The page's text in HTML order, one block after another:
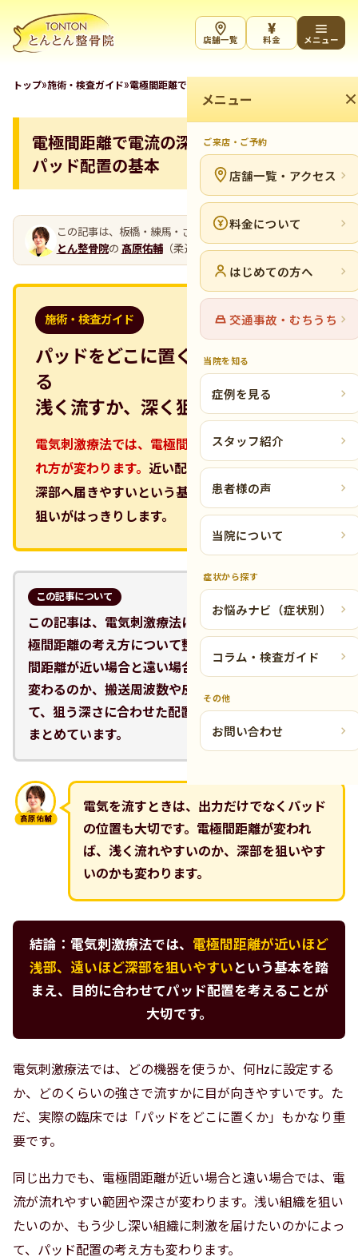
店舗一覧
¥
料金 メニュー
メニュー
ご来店・ご予約
店舗一覧・アクセス
料金について
はじめての方へ
交通事故・むちうち
当院を知る
症例を見る
スタッフ紹介
患者様の声
当院について
症状から探す
お悩みナビ（症状別）
コラム・検査ガイド
その他
お問い合わせ
トップ»施術・検査ガイド»電極間距離で電流の深さは変わる？物療パッド配置
電極間距離で電流の深さは変わる？物療
パッド配置の基本
この記事は、板橋・練馬・さいたまの整骨院グループ
とん整骨院の 髙原佑輔（柔道整復師）が執筆しています。
施術・検査ガイド
パッドをどこに置くかで刺激は変わ
る
浅く流すか、深く狙うかの考え方
電気刺激療法では、電極間距離によって電流の流
れ方が変わります。 近い配置は浅く、遠い配置は
深部へ届きやすいという基本を押さえておくと、
狙いがはっきりします。
この記事について
この記事は、電気刺激療法におけるパッド配置と電
極間距離の考え方について整理したものです。電極
間距離が近い場合と遠い場合で電流の流れ方がどう
変わるのか、搬送周波数や皮膚・組織条件も含め
て、狙う深さに合わせた配置を考えるための基本を
まとめています。
髙原佑輔
電気を流すときは、出力だけでなくパッド
の位置も大切です。電極間距離が変われ
ば、浅く流れやすいのか、深部を狙いやす
いのかも変わります。
結論：電気刺激療法では、 電極間距離が近いほど
浅部、遠いほど深部を狙いやすい という基本を踏
まえ、目的に合わせてパッド配置を考えることが
大切です。
電気刺激療法では、どの機器を使うか、何Hzに設定する
か、どのくらいの強さで流すかに目が向きやすいです。た
だ、実際の臨床では「パッドをどこに置くか」もかなり重
要です。
同じ出力でも、電極間距離が近い場合と遠い場合では、電
流が流れやすい範囲や深さが変わります。浅い組織を狙い
たいのか、もう少し深い組織に刺激を届けたいのかによっ
て、パッド配置の考え方も変わります。